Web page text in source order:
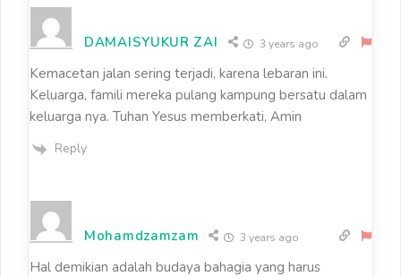
DAMAISYUKUR ZAI 3 years ago
Kemacetan jalan sering terjadi, karena lebaran ini.
Keluarga, famili mereka pulang kampung bersatu dalam
keluarga nya. Tuhan Yesus memberkati, Amin
Reply
Mohamdzamzam 3 years ago
Hal demikian adalah budaya bahagia yang harus